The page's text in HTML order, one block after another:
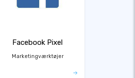
Facebook Pixel
Marketingværktøjer